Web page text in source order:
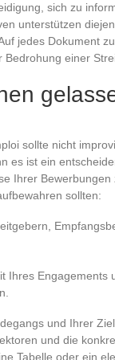
sich zu
unterstützen
jedes Dokument
einer
sollte nicht
es ist ein
Ihrer Bewerbungen
sollten:
Ihres Engagements
und Ihrer
und die
Tabelle oder ein